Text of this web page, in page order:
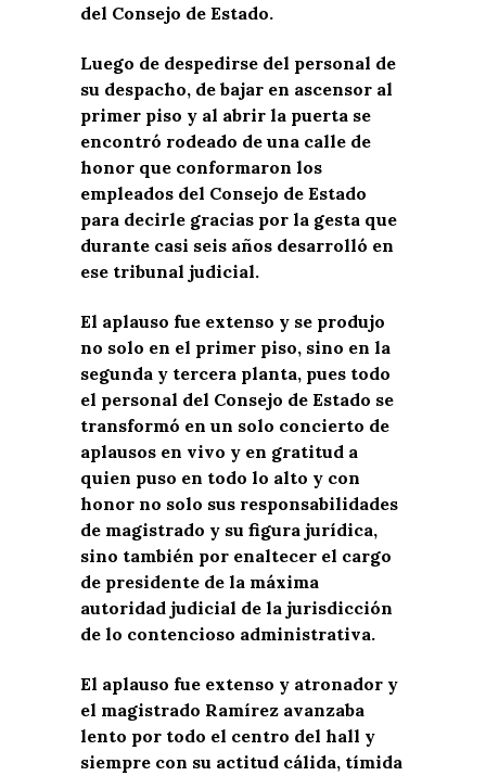
del Consejo de Estado.
Luego de despedirse del personal de
su despacho, de bajar en ascensor al
primer piso y al abrir la puerta se
encontró rodeado de una calle de
honor que conformaron los
empleados del Consejo de Estado
para decirle gracias por la gesta que
durante casi seis años desarrolló en
ese tribunal judicial.
El aplauso fue extenso y se produjo
no solo en el primer piso, sino en la
segunda y tercera planta, pues todo
el personal del Consejo de Estado se
transformó en un solo concierto de
aplausos en vivo y en gratitud a
quien puso en todo lo alto y con
honor no solo sus responsabilidades
de magistrado y su figura jurídica,
sino también por enaltecer el cargo
de presidente de la máxima
autoridad judicial de la jurisdicción
de lo contencioso administrativa.
El aplauso fue extenso y atronador y
el magistrado Ramírez avanzaba
lento por todo el centro del hall y
siempre con su actitud cálida, tímida